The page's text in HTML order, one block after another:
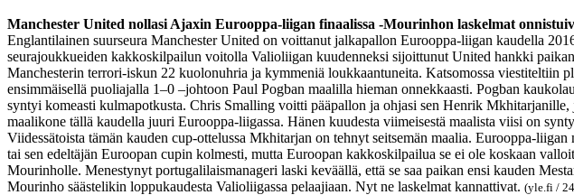
Manchester United nollasi Ajaxin Eurooppa-liigan finaalissa -Mourinhon laskelmat
Englantilainen suurseura Manchester United on voittanut jalkapallon Eurooppa-liigan kaudella
seurajoukkueiden kakkoskilpailun voitolla Valioliigan kuudenneksi sijoittunut United hankki
Manchesterin terrori-iskun 22 kuolonuhria ja kymmeniä loukkaantuneita. Katsomossa viestiteltiin
ensimmäisellä puoliajalla 1–0 –johtoon Paul Pogban maalilla hieman onnekkaasti. Pogban
syntyi komeasti kulmapotkusta. Chris Smalling voitti pääpallon ja ohjasi sen Henrik
maalikone tällä kaudella juuri Eurooppa-liigassa. Hänen kuudesta viimeisestä maalista viisi on
Viidessätoista tämän kauden cup-ottelussa Mkhitarjan on tehnyt seitsemän maalia. Eurooppa-
tai sen edeltäjän Euroopan cupin kolmesti, mutta Euroopan kakkoskilpailua se ei ole koskaan
Mourinholle. Menestynyt portugalilaismanageri laski keväällä, että se saa paikan ensi kauden
Mourinho säästelikin loppukaudesta Valioliigassa pelaajiaan. Nyt ne laskelmat kannattivat. (yle.fi /